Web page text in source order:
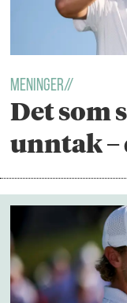
MENINGER//
Det som
unntak –